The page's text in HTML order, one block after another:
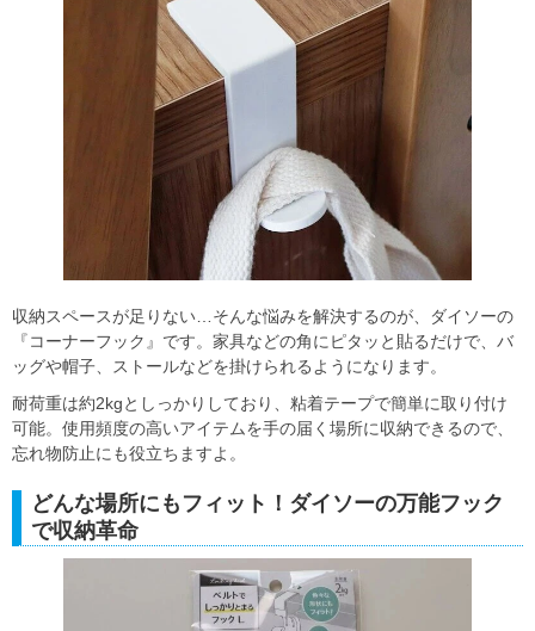
収納スペースが足りない…そんな悩みを解決するのが、ダイソーの
『コーナーフック』です。家具などの角にピタッと貼るだけで、バ
ッグや帽子、ストールなどを掛けられるようになります。
耐荷重は約2kgとしっかりしており、粘着テープで簡単に取り付け
可能。使用頻度の高いアイテムを手の届く場所に収納できるので、
忘れ物防止にも役立ちますよ。
どんな場所にもフィット！ダイソーの万能フック
で収納革命